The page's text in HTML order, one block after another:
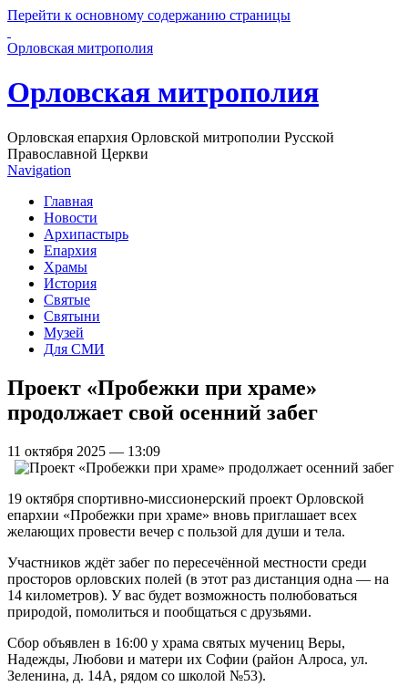
Перейти к основному содержанию страницы
Орловская митрополия
Орловская митрополия
Орловская епархия Орловской митрополии Русской
Православной Церкви
Navigation
Главная
Новости
Архипастырь
Епархия
Храмы
История
Святые
Святыни
Музей
Для СМИ
Проект «Пробежки при храме»
продолжает свой осенний забег
11 октября 2025 — 13:09
19 октября спортивно-миссионерский проект Орловской
епархии «Пробежки при храме» вновь приглашает всех
желающих провести вечер с пользой для души и тела.
Участников ждёт забег по пересечённой местности среди
просторов орловских полей (в этот раз дистанция одна — на
14 километров). У вас будет возможность полюбоваться
природой, помолиться и пообщаться с друзьями.
Сбор объявлен в 16:00 у храма святых мучениц Веры,
Надежды, Любови и матери их Софии (район Алроса, ул.
Зеленина, д. 14А, рядом со школой №53).